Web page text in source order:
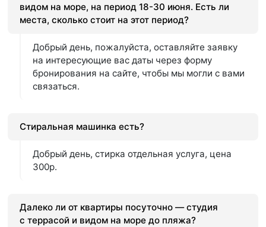
видом на море, на период 18-30 июня. Есть ли
места, сколько стоит на этот период?
Добрый день, пожалуйста, оставляйте заявку
на интересующие вас даты через форму
бронирования на сайте, чтобы мы могли с вами
связаться.
Стиральная машинка есть?
Добрый день, стирка отдельная услуга, цена
300р.
Далеко ли от квартиры посуточно — студия
с террасой и видом на море до пляжа?